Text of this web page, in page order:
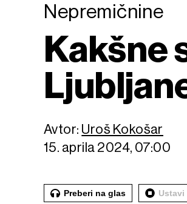
Nepremičnine
Kakšne
Avtor: Uroš Kokošar
15. aprila 2024, 07:00
Preberi na glas Ustavi